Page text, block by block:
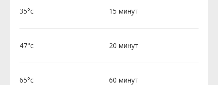
35°c 15 минут
47°c 20 минут
65°c 60 минут